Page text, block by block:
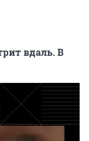
вдаль. В